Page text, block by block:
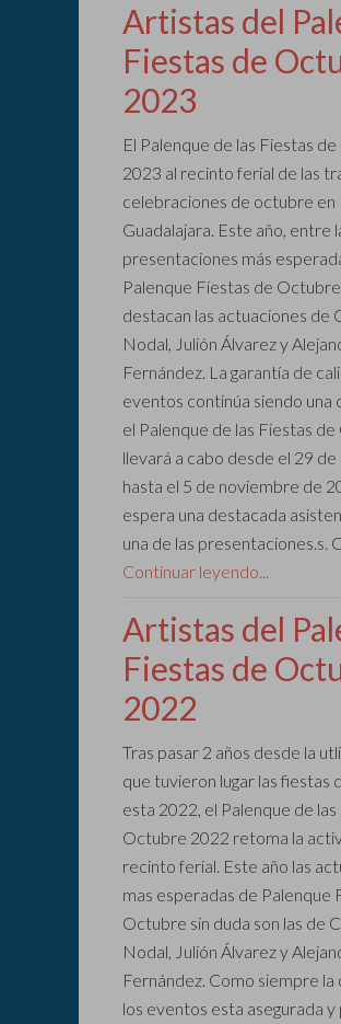
Artistas del
Fiestas de
2023
El Palenque de las Fiestas
2023 al recinto ferial de las
celebraciones de octubre en
Guadalajara. Este año, entre
presentaciones más
Palenque Fiestas de
destacan las actuaciones de
Nodal, Julión Álvarez y
Fernández. La garantía de
eventos continúa siendo una
el Palenque de las Fiestas
llevará a cabo desde el 29
hasta el 5 de noviembre de
espera una destacada
una de las presentaciones.s.
Continuar leyendo...
Artistas del
Fiestas de
2022
Tras pasar 2 años desde la
que tuvieron lugar las fiestas
esta 2022, el Palenque de
Octubre 2022 retoma la
recinto ferial. Este año las
mas esperadas de Palenque
Octubre sin duda son las de
Nodal, Julión Álvarez y
Fernández. Como siempre la
los eventos esta asegurada